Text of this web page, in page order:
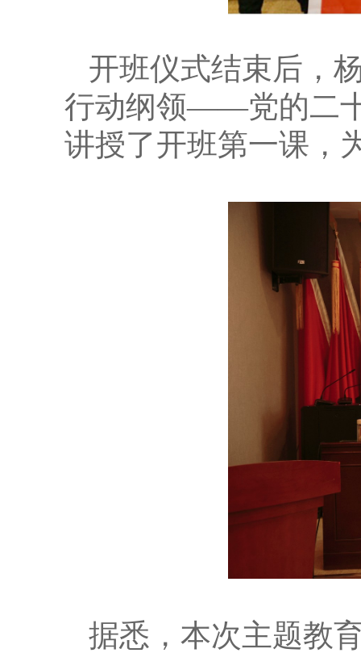
开班仪式结束后，
行动纲领——党的二
讲授了开班第一课，
据悉，本次主题教